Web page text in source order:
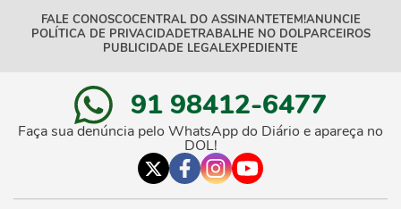
FALE CONOSCOCENTRAL DO ASSINANTETEM!ANUNCIE
POLÍTICA DE PRIVACIDADETRABALHE NO DOLPARCEIROS
PUBLICIDADE LEGALEXPEDIENTE
91 98412-6477
Faça sua denúncia pelo WhatsApp do Diário e apareça no
DOL!